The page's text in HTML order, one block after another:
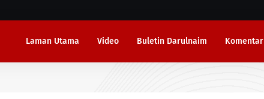
Laman Utama Video Buletin Darulnaim Komentar